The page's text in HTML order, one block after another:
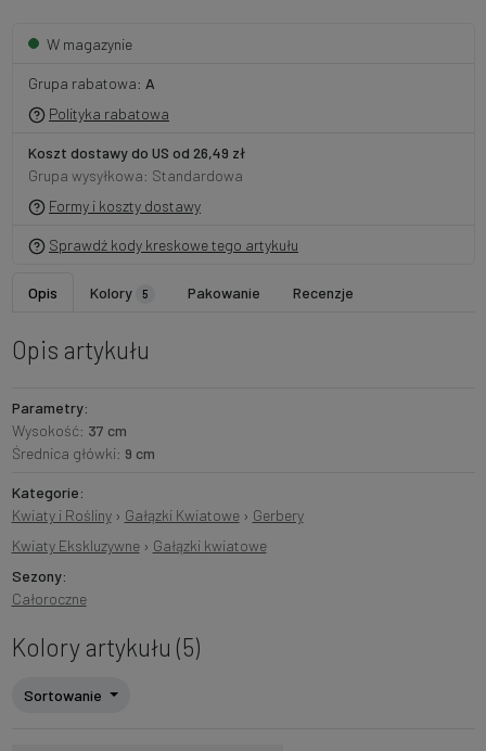
W magazynie
Grupa rabatowa: A
Polityka rabatowa
Koszt dostawy do US od 26,49 zł
Grupa wysyłkowa: Standardowa
Formy i koszty dostawy
Sprawdź kody kreskowe tego artykułu
Opis Kolory 5 Pakowanie Recenzje
Opis artykułu
Parametry:
Wysokość: 37 cm
Średnica główki: 9 cm
Kategorie:
Kwiaty i Rośliny› Gałązki Kwiatowe› Gerbery
Kwiaty Ekskluzywne› Gałązki kwiatowe
Sezony:
Całoroczne
Kolory artykułu (5)
Sortowanie